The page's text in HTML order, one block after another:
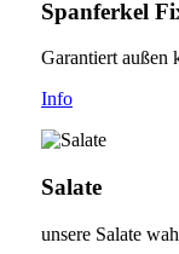
Spanferkel
Garantiert außen
Info
Salate
unsere Salate